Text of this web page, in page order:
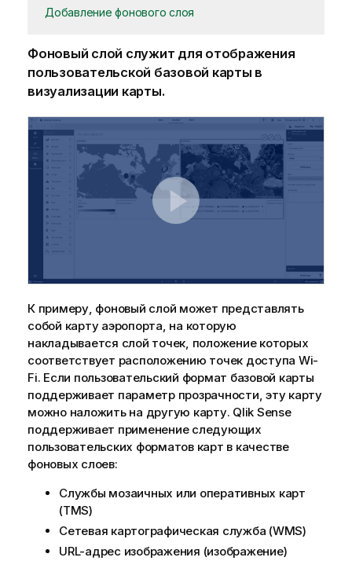
Добавление фонового слоя
Фоновый слой служит для отображения
пользовательской базовой карты в
визуализации карты.
К примеру, фоновый слой может представлять
собой карту аэропорта, на которую
накладывается слой точек, положение которых
соответствует расположению точек доступа Wi-
Fi. Если пользовательский формат базовой карты
поддерживает параметр прозрачности, эту карту
можно наложить на другую карту. Qlik Sense
поддерживает применение следующих
пользовательских форматов карт в качестве
фоновых слоев:
Службы мозаичных или оперативных карт
(TMS)
Сетевая картографическая служба (WMS)
URL-адрес изображения (изображение)